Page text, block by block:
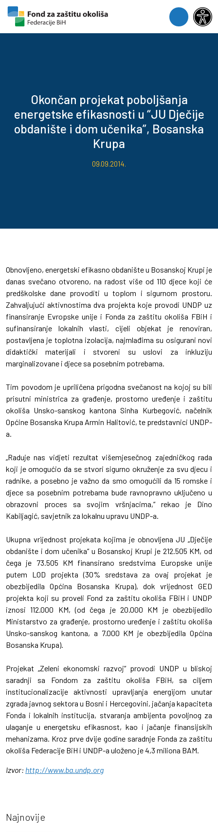
Skip to content
Skip to footer
Menu
Okončan projekat poboljšanja
energetske efikasnosti u “JU Dječije
obdanište i dom učenika”, Bosanska
Krupa
09.09.2014.
Obnovljeno, energetski efikasno obdanište u Bosanskoj Krupi je
danas svečano otvoreno, na radost više od 110 djece koji će
predškolske dane provoditi u toplom i sigurnom prostoru.
Zahvaljujući aktivnostima dva projekta koje provodi UNDP uz
finansiranje Evropske unije i Fonda za zaštitu okoliša FBiH i
sufinansiranje lokalnih vlasti, cijeli objekat je renoviran,
postavljena je toplotna izolacija, najmlađima su osigurani novi
didaktički materijali i stvoreni su uslovi za inkluziju
marginalizovane i djece sa posebnim potrebama.
Tim povodom je upriličena prigodna svečanost na kojoj su bili
prisutni ministrica za građenje, prostorno uređenje i zaštitu
okoliša Unsko-sanskog kantona Sinha Kurbegović, načelnik
Općine Bosanska Krupa Armin Halitović, te predstavnici UNDP-
a.
„Raduje nas vidjeti rezultat višemjesečnog zajedničkog rada
koji je omogućio da se stvori sigurno okruženje za svu djecu i
radnike, a posebno je važno da smo omogućili da 15 romske i
djece sa posebnim potrebama bude ravnopravno uključeno u
obrazovni proces sa svojim vršnjacima,“ rekao je Dino
Kabiljagić, savjetnik za lokalnu upravu UNDP-a.
Ukupna vrijednost projekata kojima je obnovljena JU „Dječije
obdanište i dom učenika“ u Bosanskoj Krupi je 212.505 KM, od
čega je 73.505 KM finansirano sredstvima Europske unije
putem LOD projekta (30% sredstava za ovaj projekat je
obezbijedila Općina Bosanska Krupa), dok vrijednost GED
projekta koji su proveli Fond za zaštitu okoliša FBiH i UNDP
iznosi 112.000 KM, (od čega je 20.000 KM je obezbijedilo
Ministarstvo za građenje, prostorno uređenje i zaštitu okoliša
Unsko-sanskog kantona, a 7.000 KM je obezbijedila Općina
Bosanska Krupa).
Projekat „Zeleni ekonomski razvoj“ provodi UNDP u bliskoj
saradnji sa Fondom za zaštitu okoliša FBiH, sa ciljem
institucionalizacije aktivnosti upravljanja energijom unutar
zgrada javnog sektora u Bosni i Hercegovini, jačanja kapaciteta
Fonda i lokalnih institucija, stvaranja ambijenta povoljnog za
ulaganje u energetsku efikasnost, kao i jačanje finansijskih
mehanizama. Kroz prve dvije godine saradnje Fonda za zaštitu
okoliša Federacije BiH i UNDP-a uloženo je 4,3 miliona BAM.
Izvor: http://www.ba.undp.org
Najnovije